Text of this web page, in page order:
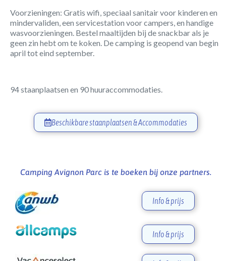
Voorzieningen: Gratis wifi, speciaal sanitair voor kinderen en
mindervaliden, een servicestation voor campers, en handige
wasvoorzieningen. Bestel maaltijden bij de snackbar als je
geen zin hebt om te koken. De camping is geopend van begin
april tot eind september.
94 staanplaatsen en 90 huuraccommodaties.
Beschikbare staanplaatsen & Accommodaties
Camping Avignon Parc is te boeken bij onze partners.
Info & prijs
Info & prijs